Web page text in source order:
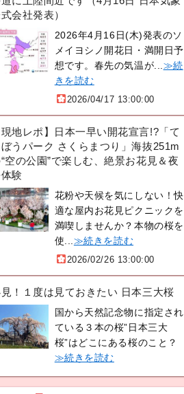
会社発表）
2026年4月16日(木)発表のソ
メイヨシノ開花日・満開日予
想です。春先の気温が... ≫続
きを読む
2026/04/17 13:00:00
地レポ】日本一早い開花宣言!?「て
うパーク さくらまつり」海抜251m
空の公園”で楽しむ、絶景お花見＆夜
験
花粉や天候を気にしない！快
適な屋内お花見ピクニックを
満喫しませんか？本物の桜を
使... ≫続きを読む
2026/02/26 13:00:00
！１度は見ておきたい 日本三大桜
国から天然記念物に指定され
ている３本の桜”日本三大
桜”はどこにある桜のこと？
≫続きを読む